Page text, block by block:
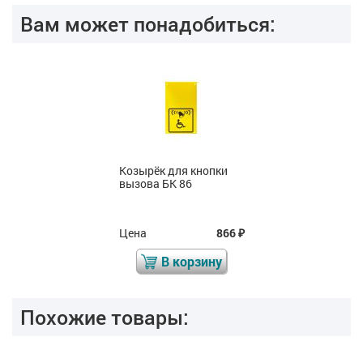
Вам может понадобиться:
Козырёк для кнопки
вызова БК 86
Цена 866₽
В корзину
Похожие товары: